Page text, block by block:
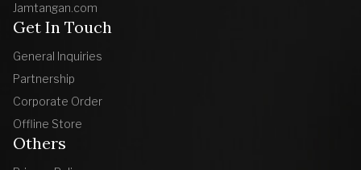
Jamtangan.com
Get In Touch
General Inquiries
Partnership
Corporate Order
Offline Store
Others